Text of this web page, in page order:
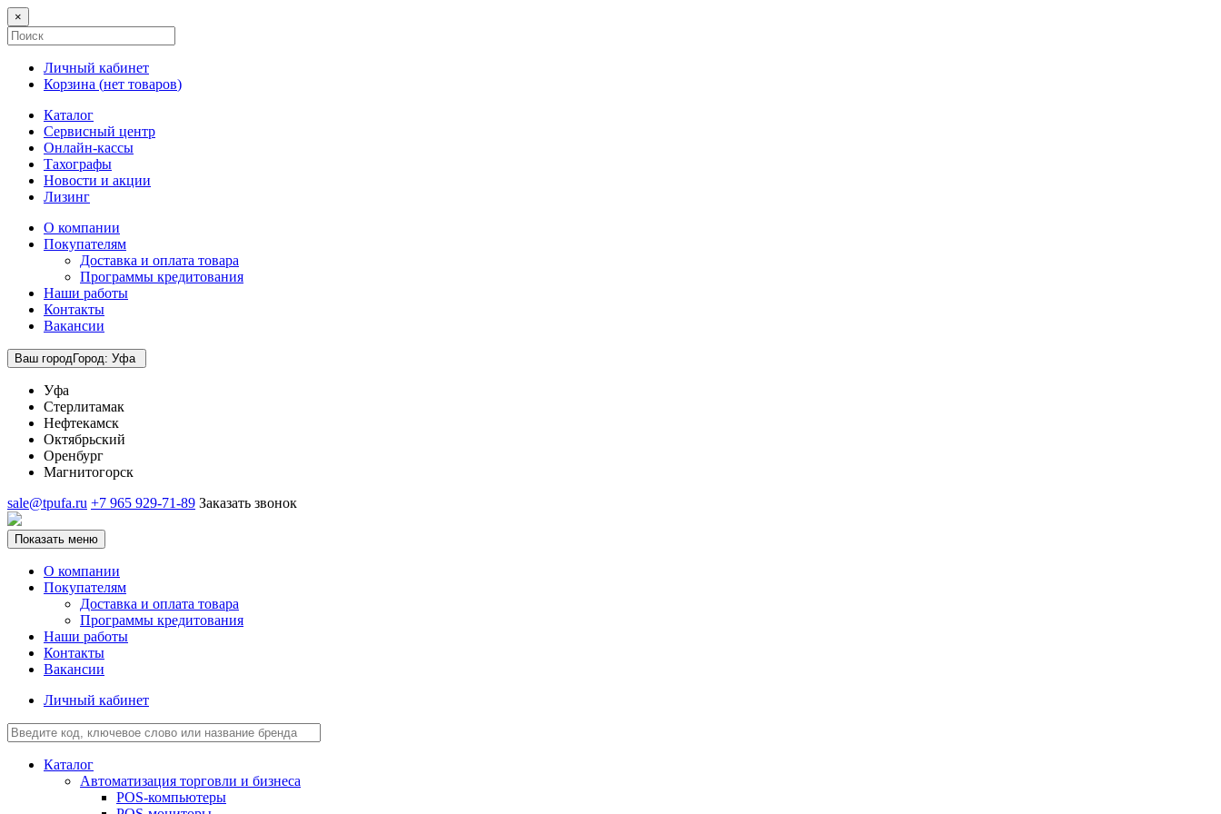
×
Личный кабинет
Корзина (нет товаров)
Каталог
Сервисный центр
Онлайн-кассы
Тахографы
Новости и акции
Лизинг
О компании
Покупателям
Доставка и оплата товара
Программы кредитования
Наши работы
Контакты
Вакансии
Ваш городГород: Уфа
Уфа
Стерлитамак
Нефтекамск
Октябрьский
Оренбург
Магнитогорск
sale@tpufa.ru +7 965 929-71-89 Заказать звонок
Показать меню
О компании
Покупателям
Доставка и оплата товара
Программы кредитования
Наши работы
Контакты
Вакансии
Личный кабинет
Каталог
Автоматизация торговли и бизнеса
POS-компьютеры